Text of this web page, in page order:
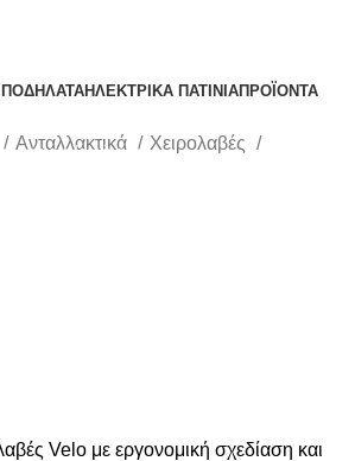
ΗΛΕΚΤΡΙΚΆ ΠΑΤΊΝΙΑΠΡΟΪΌΝΤΑ
Ανταλλακτικά
Χειρολαβές
Velo με εργονομική σχεδίαση και
you are looking for.